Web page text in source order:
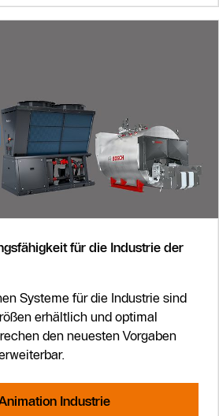
für die Industrie der
Systeme für die Industrie sind
erhältlich und optimal
den neuesten Vorgaben
Industrie